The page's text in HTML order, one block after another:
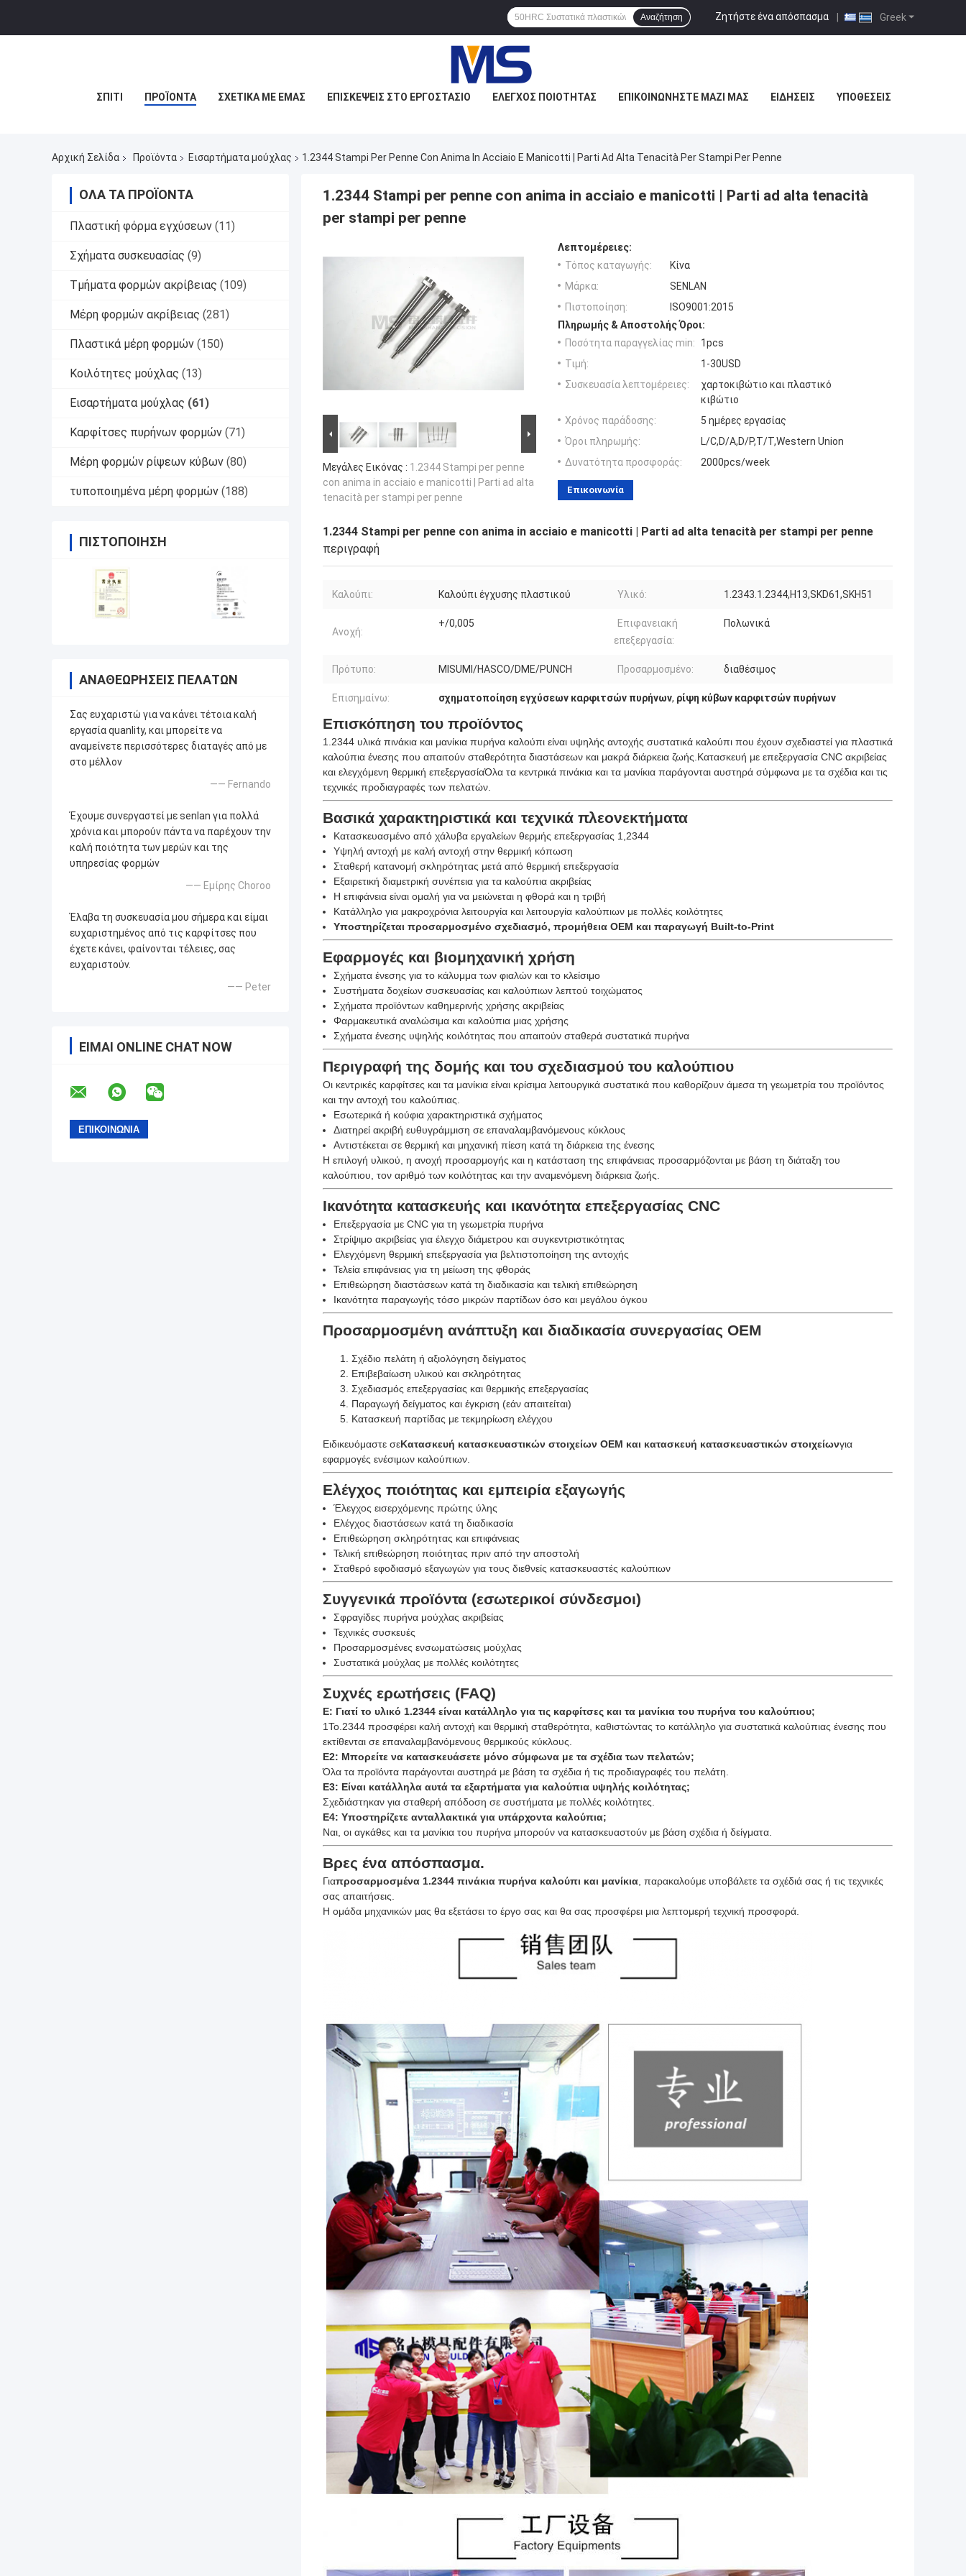
Greek
Ζητήστε ένα απόσπασμα |
Αναζήτηση
ΣΠΊΤΙ ΠΡΟΪΌΝΤΑ ΣΧΕΤΙΚΆ ΜΕ ΕΜΆΣ ΕΠΙΣΚΈΨΕΙΣ ΣΤΟ ΕΡΓΟΣΤΆΣΙΟ ΈΛΕΓΧΟΣ ΠΟΙΌΤΗΤΑΣ ΕΠΙΚΟΙΝΩΝΉΣΤΕ ΜΑΖΊ ΜΑΣ ΕΙΔΉΣΕΙΣ ΥΠΟΘΈΣΕΙΣ
Αρχική Σελίδα Προϊόντα Εισαρτήματα μούχλας 1.2344 Stampi Per Penne Con Anima In Acciaio E Manicotti | Parti Ad Alta Tenacità Per Stampi Per Penne
ΌΛΑ ΤΑ ΠΡΟΪΌΝΤΑ
Πλαστική φόρμα εγχύσεων (11)
Σχήματα συσκευασίας (9)
Τμήματα φορμών ακρίβειας (109)
Μέρη φορμών ακρίβειας (281)
Πλαστικά μέρη φορμών (150)
Κοιλότητες μούχλας (13)
Εισαρτήματα μούχλας (61)
Καρφίτσες πυρήνων φορμών (71)
Μέρη φορμών ρίψεων κύβων (80)
τυποποιημένα μέρη φορμών (188)
ΠΙΣΤΟΠΟΊΗΣΗ
ΑΝΑΘΕΩΡΉΣΕΙΣ ΠΕΛΑΤΏΝ
Σας ευχαριστώ για να κάνει τέτοια καλή
εργασία quanlity, και μπορείτε να
αναμείνετε περισσότερες διαταγές από με
στο μέλλον
—— Fernando
Έχουμε συνεργαστεί με senlan για πολλά
χρόνια και μπορούν πάντα να παρέχουν την
καλή ποιότητα των μερών και της
υπηρεσίας φορμών
—— Εμίρης Choroo
Έλαβα τη συσκευασία μου σήμερα και είμαι
ευχαριστημένος από τις καρφίτσες που
έχετε κάνει, φαίνονται τέλειες, σας
ευχαριστούν.
—— Peter
ΕΊΜΑΙ ONLINE CHAT NOW
1.2344 Stampi per penne con anima in acciaio e manicotti | Parti ad alta tenacità
per stampi per penne
Μεγάλες Εικόνας : 1.2344 Stampi per penne
con anima in acciaio e manicotti | Parti ad alta
tenacità per stampi per penne
Λεπτομέρειες:
Τόπος καταγωγής:
Κίνα
Μάρκα:
SENLAN
Πιστοποίηση:
ISO9001:2015
Πληρωμής & Αποστολής Όροι:
Ποσότητα παραγγελίας min:
1pcs
Τιμή:
1-30USD
Συσκευασία λεπτομέρειες:
χαρτοκιβώτιο και πλαστικό
κιβώτιο
Χρόνος παράδοσης:
5 ημέρες εργασίας
Όροι πληρωμής:
L/C,D/A,D/P,T/T,Western Union
Δυνατότητα προσφοράς:
2000pcs/week
Επικοινωνία
1.2344 Stampi per penne con anima in acciaio e manicotti | Parti ad alta tenacità per stampi per penne
περιγραφή
Καλούπι: Καλούπι έγχυσης πλαστικού Υλικό: 1.2343.1.2344,H13,SKD61,SKH51
Ανοχή:
+/0,005
Επιφανειακή
επεξεργασία:
Πολωνικά
Πρότυπο: MISUMI/HASCO/DME/PUNCH Προσαρμοσμένο: διαθέσιμος
Επισημαίνω: σχηματοποίηση εγχύσεων καρφιτσών πυρήνων, ρίψη κύβων καρφιτσών πυρήνων
Επισκόπηση του προϊόντος
1.2344 υλικά πινάκια και μανίκια πυρήνα καλούπι είναι υψηλής αντοχής συστατικά καλούπι που έχουν σχεδιαστεί για πλαστικά
καλούπια ένεσης που απαιτούν σταθερότητα διαστάσεων και μακρά διάρκεια ζωής.Κατασκευή με επεξεργασία CNC ακριβείας
και ελεγχόμενη θερμική επεξεργασίαΌλα τα κεντρικά πινάκια και τα μανίκια παράγονται αυστηρά σύμφωνα με τα σχέδια και τις
τεχνικές προδιαγραφές των πελατών.
Βασικά χαρακτηριστικά και τεχνικά πλεονεκτήματα
Κατασκευασμένο από χάλυβα εργαλείων θερμής επεξεργασίας 1,2344
Υψηλή αντοχή με καλή αντοχή στην θερμική κόπωση
Σταθερή κατανομή σκληρότητας μετά από θερμική επεξεργασία
Εξαιρετική διαμετρική συνέπεια για τα καλούπια ακριβείας
Η επιφάνεια είναι ομαλή για να μειώνεται η φθορά και η τριβή
Κατάλληλο για μακροχρόνια λειτουργία και λειτουργία καλούπιων με πολλές κοιλότητες
Υποστηρίζεται προσαρμοσμένο σχεδιασμό, προμήθεια OEM και παραγωγή Built-to-Print
Εφαρμογές και βιομηχανική χρήση
Σχήματα ένεσης για το κάλυμμα των φιαλών και το κλείσιμο
Συστήματα δοχείων συσκευασίας και καλούπιων λεπτού τοιχώματος
Σχήματα προϊόντων καθημερινής χρήσης ακριβείας
Φαρμακευτικά αναλώσιμα και καλούπια μιας χρήσης
Σχήματα ένεσης υψηλής κοιλότητας που απαιτούν σταθερά συστατικά πυρήνα
Περιγραφή της δομής και του σχεδιασμού του καλούπιου
Οι κεντρικές καρφίτσες και τα μανίκια είναι κρίσιμα λειτουργικά συστατικά που καθορίζουν άμεσα τη γεωμετρία του προϊόντος
και την αντοχή του καλούπιας.
Εσωτερικά ή κούφια χαρακτηριστικά σχήματος
Διατηρεί ακριβή ευθυγράμμιση σε επαναλαμβανόμενους κύκλους
Αντιστέκεται σε θερμική και μηχανική πίεση κατά τη διάρκεια της ένεσης
Η επιλογή υλικού, η ανοχή προσαρμογής και η κατάσταση της επιφάνειας προσαρμόζονται με βάση τη διάταξη του
καλούπιου, τον αριθμό των κοιλότητας και την αναμενόμενη διάρκεια ζωής.
Ικανότητα κατασκευής και ικανότητα επεξεργασίας CNC
Επεξεργασία με CNC για τη γεωμετρία πυρήνα
Στρίψιμο ακριβείας για έλεγχο διάμετρου και συγκεντριστικότητας
Ελεγχόμενη θερμική επεξεργασία για βελτιστοποίηση της αντοχής
Τελεία επιφάνειας για τη μείωση της φθοράς
Επιθεώρηση διαστάσεων κατά τη διαδικασία και τελική επιθεώρηση
Ικανότητα παραγωγής τόσο μικρών παρτίδων όσο και μεγάλου όγκου
Προσαρμοσμένη ανάπτυξη και διαδικασία συνεργασίας OEM
Σχέδιο πελάτη ή αξιολόγηση δείγματος
Επιβεβαίωση υλικού και σκληρότητας
Σχεδιασμός επεξεργασίας και θερμικής επεξεργασίας
Παραγωγή δείγματος και έγκριση (εάν απαιτείται)
Κατασκευή παρτίδας με τεκμηρίωση ελέγχου
Ειδικευόμαστε σεΚατασκευή κατασκευαστικών στοιχείων OEM και κατασκευή κατασκευαστικών στοιχείωνγια
εφαρμογές ενέσιμων καλούπιων.
Ελέγχος ποιότητας και εμπειρία εξαγωγής
Έλεγχος εισερχόμενης πρώτης ύλης
Ελέγχος διαστάσεων κατά τη διαδικασία
Επιθεώρηση σκληρότητας και επιφάνειας
Τελική επιθεώρηση ποιότητας πριν από την αποστολή
Σταθερό εφοδιασμό εξαγωγών για τους διεθνείς κατασκευαστές καλούπιων
Συγγενικά προϊόντα (εσωτερικοί σύνδεσμοι)
Σφραγίδες πυρήνα μούχλας ακριβείας
Τεχνικές συσκευές
Προσαρμοσμένες ενσωματώσεις μούχλας
Συστατικά μούχλας με πολλές κοιλότητες
Συχνές ερωτήσεις (FAQ)
Ε: Γιατί το υλικό 1.2344 είναι κατάλληλο για τις καρφίτσες και τα μανίκια του πυρήνα του καλούπιου;
1Το.2344 προσφέρει καλή αντοχή και θερμική σταθερότητα, καθιστώντας το κατάλληλο για συστατικά καλούπιας ένεσης που
εκτίθενται σε επαναλαμβανόμενους θερμικούς κύκλους.
Ε2: Μπορείτε να κατασκευάσετε μόνο σύμφωνα με τα σχέδια των πελατών;
Όλα τα προϊόντα παράγονται αυστηρά με βάση τα σχέδια ή τις προδιαγραφές του πελάτη.
Ε3: Είναι κατάλληλα αυτά τα εξαρτήματα για καλούπια υψηλής κοιλότητας;
Σχεδιάστηκαν για σταθερή απόδοση σε συστήματα με πολλές κοιλότητες.
Ε4: Υποστηρίζετε ανταλλακτικά για υπάρχοντα καλούπια;
Ναι, οι αγκάθες και τα μανίκια του πυρήνα μπορούν να κατασκευαστούν με βάση σχέδια ή δείγματα.
Βρες ένα απόσπασμα.
Γιαπροσαρμοσμένα 1.2344 πινάκια πυρήνα καλούπι και μανίκια, παρακαλούμε υποβάλετε τα σχέδιά σας ή τις τεχνικές
σας απαιτήσεις.
Η ομάδα μηχανικών μας θα εξετάσει το έργο σας και θα σας προσφέρει μια λεπτομερή τεχνική προσφορά.